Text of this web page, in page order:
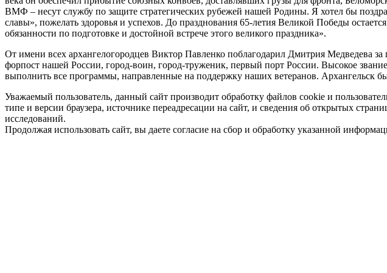
ВМФ – несут службу по защите стратегических рубежей нашей Родины. Я хотел бы
славы», пожелать здоровья и успехов. До празднования 65-летия Великой Победы
обязанности по подготовке и достойной встрече этого великого праздника».
От имени всех архангелогородцев Виктор Павленко поблагодарил Дмитрия Медведева
форпост нашей России, город-воин, город-труженик, первый порт России. Высокое
выполнить все программы, направленные на поддержку наших ветеранов. Архангельск
Уважаемый пользователь, данный сайт производит обработку файлов cookie и
типе и версии браузера, источнике переадресации на сайт, и сведения об открытых
исследований.
Продолжая использовать сайт, вы даете согласие на сбор и обработку указанной